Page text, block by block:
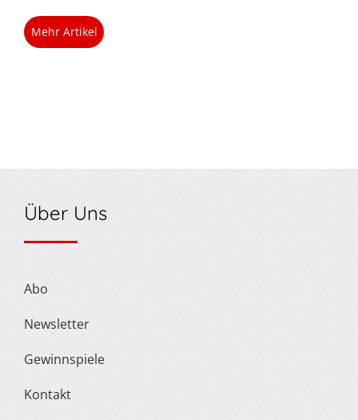
Mehr Artikel
Über Uns
Abo
Newsletter
Gewinnspiele
Kontakt